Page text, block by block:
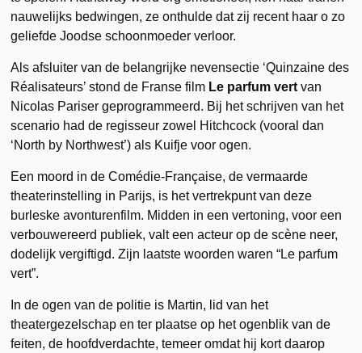
nauwelijks bedwingen, ze onthulde dat zij recent haar o zo
geliefde Joodse schoonmoeder verloor.
Als afsluiter van de belangrijke nevensectie ‘Quinzaine des
Réalisateurs’ stond de Franse film Le parfum vert van
Nicolas Pariser geprogrammeerd. Bij het schrijven van het
scenario had de regisseur zowel Hitchcock (vooral dan
‘North by Northwest’) als Kuifje voor ogen.
Een moord in de Comédie-Française, de vermaarde
theaterinstelling in Parijs, is het vertrekpunt van deze
burleske avonturenfilm. Midden in een vertoning, voor een
verbouwereerd publiek, valt een acteur op de scène neer,
dodelijk vergiftigd. Zijn laatste woorden waren “Le parfum
vert”.
In de ogen van de politie is Martin, lid van het
theatergezelschap en ter plaatse op het ogenblik van de
feiten, de hoofdverdachte, temeer omdat hij kort daarop